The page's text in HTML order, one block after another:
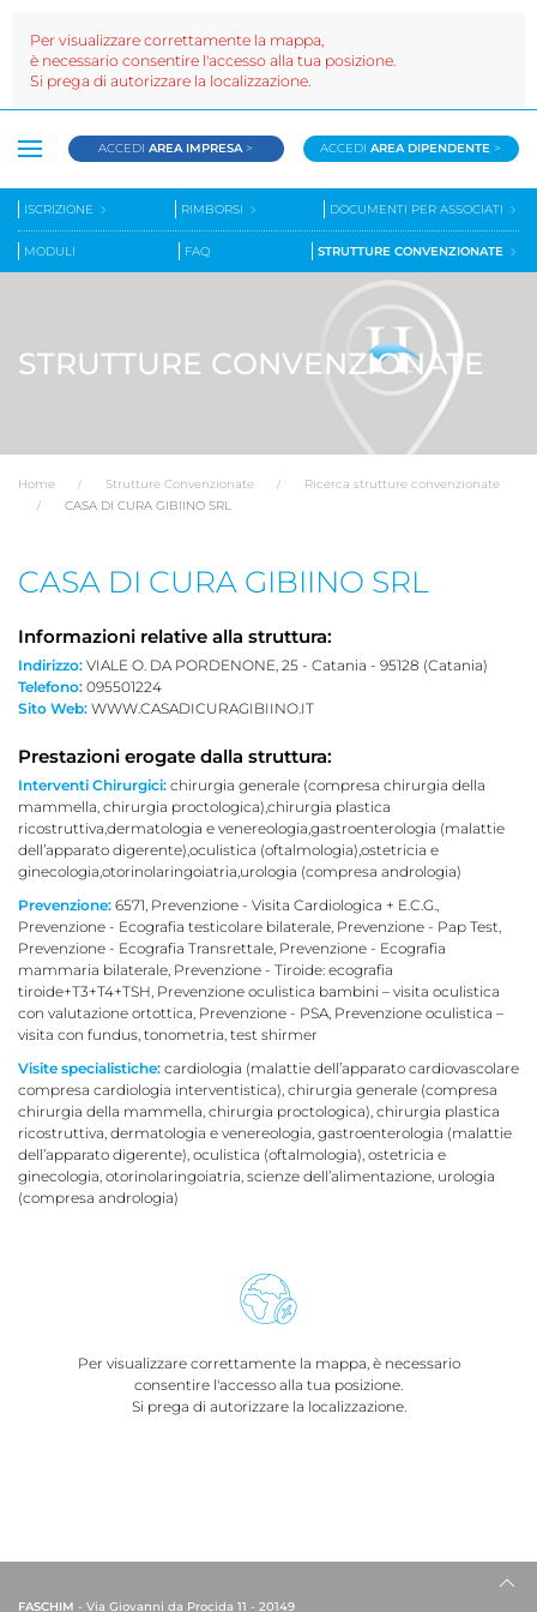
ACCEDIAREA IMPRESA > ACCEDIAREA DIPENDENTE >
ISCRIZIONE RIMBORSI DOCUMENTI PER ASSOCIATI
MODULI FAQ STRUTTURE CONVENZIONATE
STRUTTURE CONVENZIONATE
Home Strutture Convenzionate
Ricerca strutture convenzionate
CASA DI CURA GIBIINO SRL
CASA DI CURA GIBIINO SRL
Informazioni relative alla struttura:
Indirizzo: VIALE O. DA PORDENONE, 25 - Catania - 95128 (Catania)
Telefono: 095501224
Sito Web: WWW.CASADICURAGIBIINO.IT
Prestazioni erogate dalla struttura:
Interventi Chirurgici: chirurgia generale (compresa chirurgia della
mammella, chirurgia proctologica),chirurgia plastica
ricostruttiva,dermatologia e venereologia,gastroenterologia (malattie
dell’apparato digerente),oculistica (oftalmologia),ostetricia e
ginecologia,otorinolaringoiatria,urologia (compresa andrologia)
Prevenzione: 6571, Prevenzione - Visita Cardiologica + E.C.G.,
Prevenzione - Ecografia testicolare bilaterale, Prevenzione - Pap Test,
Prevenzione - Ecografia Transrettale, Prevenzione - Ecografia
mammaria bilaterale, Prevenzione - Tiroide: ecografia
tiroide+T3+T4+TSH, Prevenzione oculistica bambini – visita oculistica
con valutazione ortottica, Prevenzione - PSA, Prevenzione oculistica –
visita con fundus, tonometria, test shirmer
Visite specialistiche: cardiologia (malattie dell’apparato cardiovascolare
compresa cardiologia interventistica), chirurgia generale (compresa
chirurgia della mammella, chirurgia proctologica), chirurgia plastica
ricostruttiva, dermatologia e venereologia, gastroenterologia (malattie
dell’apparato digerente), oculistica (oftalmologia), ostetricia e
ginecologia, otorinolaringoiatria, scienze dell’alimentazione, urologia
(compresa andrologia)
Per visualizzare correttamente la mappa, è necessario
consentire l'accesso alla tua posizione.
Si prega di autorizzare la localizzazione.
FASCHIM - Via Giovanni da Procida 11 - 20149
Per visualizzare correttamente la mappa,
è necessario consentire l'accesso alla tua posizione.
Si prega di autorizzare la localizzazione.